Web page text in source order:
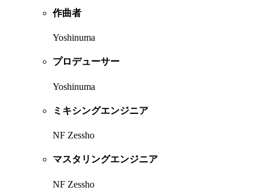
作曲者
Yoshinuma
プロデューサー
Yoshinuma
ミキシングエンジニア
NF Zessho
マスタリングエンジニア
NF Zessho